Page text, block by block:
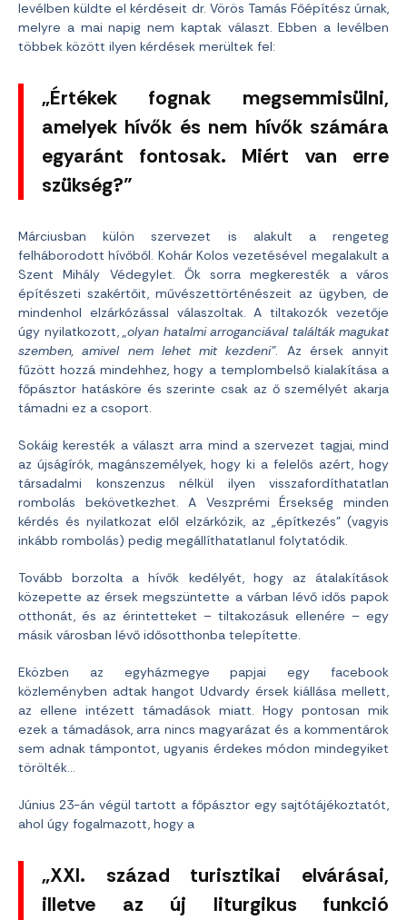
levélben küldte el kérdéseit dr. Vörös Tamás Főépítész úrnak,
melyre a mai napig nem kaptak választ. Ebben a levélben
többek között ilyen kérdések merültek fel:
„Értékek fognak megsemmisülni,
amelyek hívők és nem hívők számára
egyaránt fontosak. Miért van erre
szükség?”
Márciusban külön szervezet is alakult a rengeteg
felháborodott hívőből. Kohár Kolos vezetésével megalakult a
Szent Mihály Védegylet. Ők sorra megkeresték a város
építészeti szakértőit, művészettörténészeit az ügyben, de
mindenhol elzárkózással válaszoltak. A tiltakozók vezetője
úgy nyilatkozott, „olyan hatalmi arroganciával találták magukat
szemben, amivel nem lehet mit kezdeni”. Az érsek annyit
fűzött hozzá mindehhez, hogy a templombelső kialakítása a
főpásztor hatásköre és szerinte csak az ő személyét akarja
támadni ez a csoport.
Sokáig keresték a választ arra mind a szervezet tagjai, mind
az újságírók, magánszemélyek, hogy ki a felelős azért, hogy
társadalmi konszenzus nélkül ilyen visszafordíthatatlan
rombolás bekövetkezhet. A Veszprémi Érsekség minden
kérdés és nyilatkozat elől elzárkózik, az „építkezés” (vagyis
inkább rombolás) pedig megállíthatatlanul folytatódik.
Tovább borzolta a hívők kedélyét, hogy az átalakítások
közepette az érsek megszüntette a várban lévő idős papok
otthonát, és az érintetteket – tiltakozásuk ellenére – egy
másik városban lévő idősotthonba telepítette.
Eközben az egyházmegye papjai egy facebook
közleményben adtak hangot Udvardy érsek kiállása mellett,
az ellene intézett támadások miatt. Hogy pontosan mik
ezek a támadások, arra nincs magyarázat és a kommentárok
sem adnak támpontot, ugyanis érdekes módon mindegyiket
törölték…
Június 23-án végül tartott a főpásztor egy sajtótájékoztatót,
ahol úgy fogalmazott, hogy a
„XXI. század turisztikai elvárásai,
illetve az új liturgikus funkció